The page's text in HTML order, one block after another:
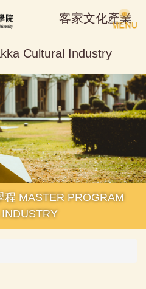
客家文化產業
Cultural Industry
程 MASTER PROGRAM